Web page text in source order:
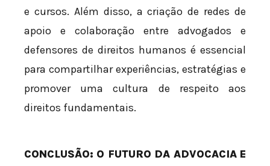
e cursos. Além disso, a criação de redes de
apoio e colaboração entre advogados e
defensores de direitos humanos é essencial
para compartilhar experiências, estratégias e
promover uma cultura de respeito aos
direitos fundamentais.
CONCLUSÃO: O FUTURO DA ADVOCACIA E